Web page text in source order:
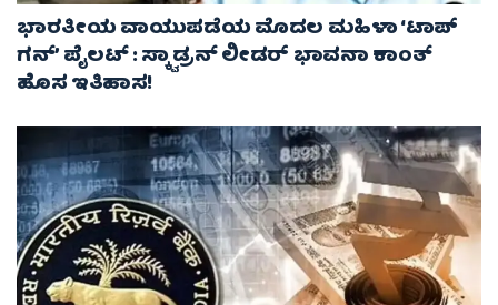
ಭಾರತೀಯ ವಾಯುಪಡೆಯ ಮೊದಲ ಮಹಿಳಾ ‘ಟಾಪ್
ಗನ್’ ಪೈಲಟ್ : ಸ್ಕ್ವಾಡ್ರನ್ ಲೀಡರ್ ಭಾವನಾ ಕಾಂತ್
ಹೊಸ ಇತಿಹಾಸ!